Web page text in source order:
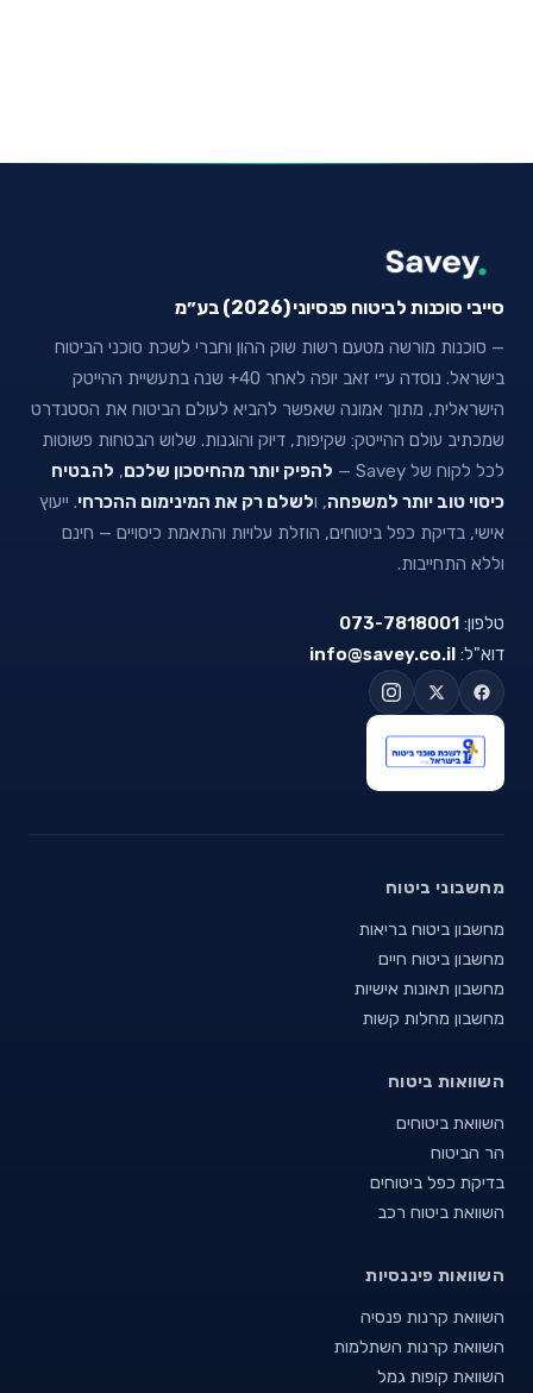
סייבי סוכנות לביטוח פנסיוני (2026) בע״מ
— סוכנות מורשה מטעם רשות שוק ההון וחברי לשכת סוכני הביטוח
בישראל. נוסדה ע״י זאב יופה לאחר 40+ שנה בתעשיית ההייטק
הישראלית, מתוך אמונה שאפשר להביא לעולם הביטוח את הסטנדרט
שמכתיב עולם ההייטק: שקיפות, דיוק והוגנות. שלוש הבטחות פשוטות
לכל לקוח של Savey —
להפיק יותר מהחיסכון שלכם, להבטיח
כיסוי טוב יותר למשפחה, ולשלם רק את המינימום ההכרחי. ייעוץ
אישי, בדיקת כפל ביטוחים, הוזלת עלויות והתאמת כיסויים — חינם
וללא התחייבות.
טלפון: 073-7818001
דוא"ל: info@savey.co.il
מחשבוני ביטוח
מחשבון ביטוח בריאות
מחשבון ביטוח חיים
מחשבון תאונות אישיות
מחשבון מחלות קשות
השוואות ביטוח
השוואת ביטוחים
הר הביטוח
בדיקת כפל ביטוחים
השוואת ביטוח רכב
השוואות פיננסיות
השוואת קרנות פנסיה
השוואת קרנות השתלמות
השוואת קופות גמל